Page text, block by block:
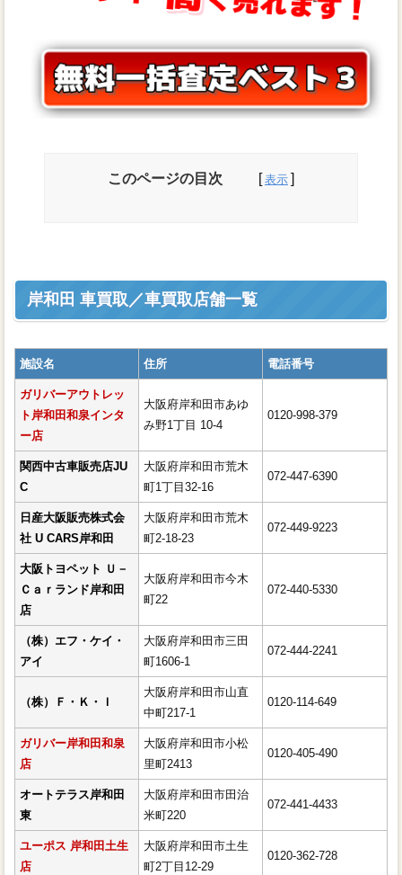
このページの目次
ガリバーアウトレット岸和田和泉
関西中古車販売店JUC
和田
岸和田店
（株）エフ・ケイ・アイ岸和田市
（株）Ｆ・Ｋ・Ｉ岸和田市
ガリバー岸和田和泉店
オートテラス岸和田東
ビッグモーター 岸和田店
タックス 岸和田
株式会社トラストＨＤ 岸和田市
岸和田 車買取／車買取店舗一覧
施設名 住所 電話番号
ガリバーアウトレッ
ト岸和田和泉インタ
ー店
大阪府岸和田市あゆ
み野1丁目 10-4
0120-998-379
関西中古車販売店JU
C
大阪府岸和田市荒木
町1丁目32-16
072-447-6390
日産大阪販売株式会
社 U CARS岸和田
大阪府岸和田市荒木
町2-18-23
072-449-9223
大阪トヨペット Ｕ－
Ｃａｒランド岸和田
店
大阪府岸和田市今木
町22
072-440-5330
（株）エフ・ケイ・
アイ
大阪府岸和田市三田
町1606-1
072-444-2241
（株）Ｆ・Ｋ・Ｉ
大阪府岸和田市山直
中町217-1
0120-114-649
ガリバー岸和田和泉
店
大阪府岸和田市小松
里町2413
0120-405-490
オートテラス岸和田
東
大阪府岸和田市田治
米町220
072-441-4433
ユーポス 岸和田土生
店
大阪府岸和田市土生
町2丁目12-29
0120-362-728